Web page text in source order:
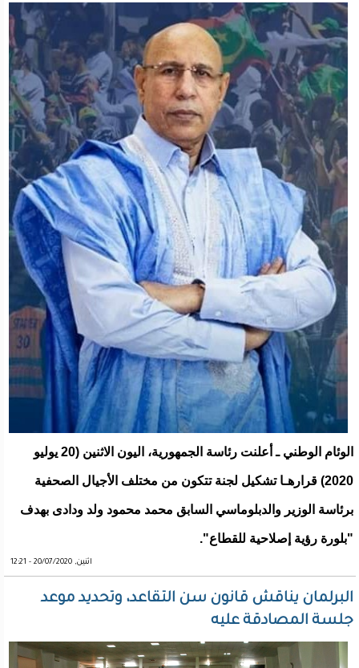
الوئام الوطني ـ أعلنت رئاسة الجمهورية، اليون الاثنين (20 يوليو
2020) قرارهـا تشكيل لجنة تتكون من مختلف الأجيال الصحفية
برئاسة الوزير والدبلوماسي السابق محمد محمود ولد ودادى بهدف
"بلورة رؤية إصلاحية للقطاع".
اثنين, 20/07/2020 - 12:21
البرلمان يناقش قانون سن التقاعد، وتحديد موعد
جلسة المصادقة عليه